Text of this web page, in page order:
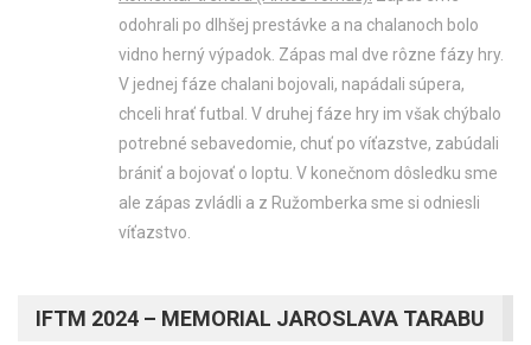
odohrali po dlhšej prestávke a na chalanoch bolo
vidno herný výpadok. Zápas mal dve rôzne fázy hry.
V jednej fáze chalani bojovali, napádali súpera,
chceli hrať futbal. V druhej fáze hry im však chýbalo
potrebné sebavedomie, chuť po víťazstve, zabúdali
brániť a bojovať o loptu. V konečnom dôsledku sme
ale zápas zvládli a z Ružomberka sme si odniesli
víťazstvo.
IFTM 2024 – MEMORIAL JAROSLAVA TARABU